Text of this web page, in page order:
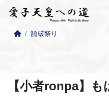
論破祭り
【小者ronpa】も